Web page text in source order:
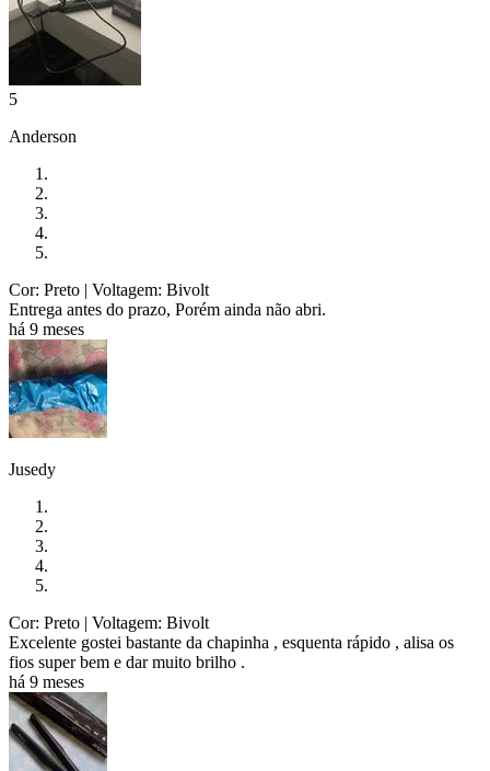
5
Anderson
Cor: Preto | Voltagem: Bivolt
Entrega antes do prazo, Porém ainda não abri.
há 9 meses
Jusedy
Cor: Preto | Voltagem: Bivolt
Excelente gostei bastante da chapinha , esquenta rápido , alisa os
fios super bem e dar muito brilho .
há 9 meses